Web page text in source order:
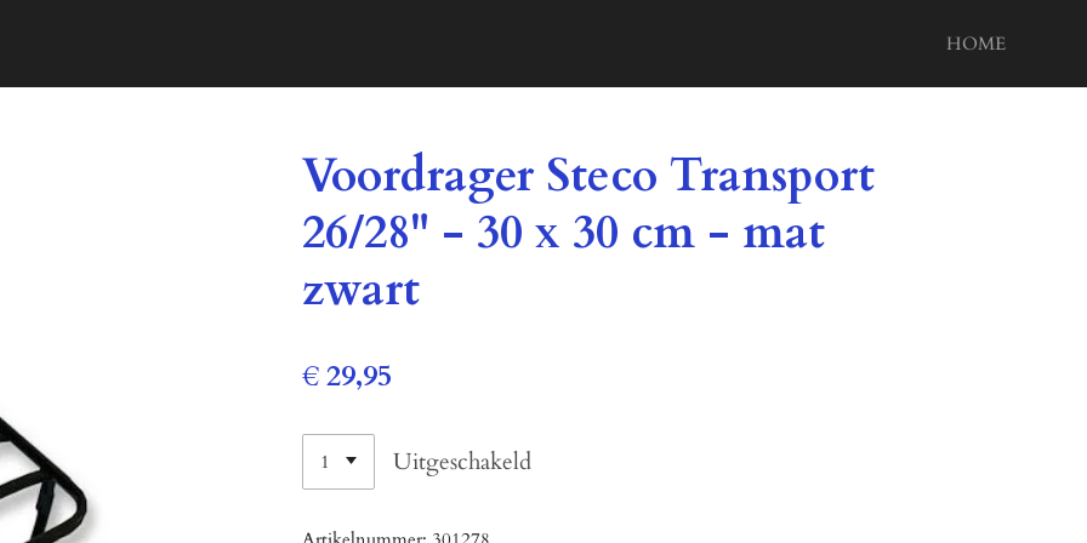
HOME
Voordrager Steco Transport
26/28" - 30 x 30 cm - mat
zwart
€ 29,95
Uitgeschakeld